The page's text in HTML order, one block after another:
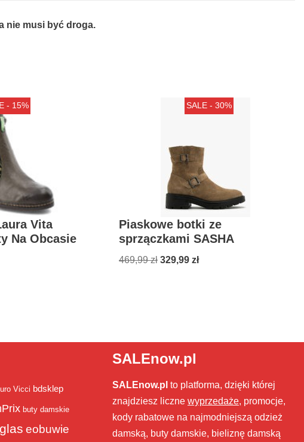
nie musi być droga.
- 15%
Vita
Na Obcasie
SALE - 30%
Piaskowe botki ze
sprzączkami SASHA
469,99zł 329,99 zł
Vicci bdsklep
buty damskie
eobuwie
SALEnow.pl
SALEnow.pl to platforma, dzięki której
znajdziesz liczne wyprzedaże, promocje,
kody rabatowe na najmodniejszą odzież
damską, buty damskie, bieliznę damską